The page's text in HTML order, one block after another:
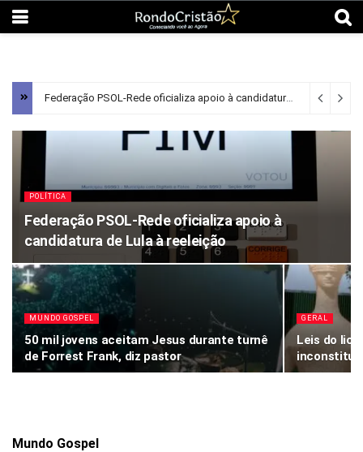
Federação PSOL-Rede oficializa apoio à candidatura de Lula à reeleição
POLÍTICA
Federação PSOL-Rede oficializa apoio à
candidatura de Lula à reeleição
MUNDO GOSPEL
50 mil jovens aceitam Jesus durante turnê
de Forrest Frank, diz pastor
GERAL
Leis do
Mundo Gospel